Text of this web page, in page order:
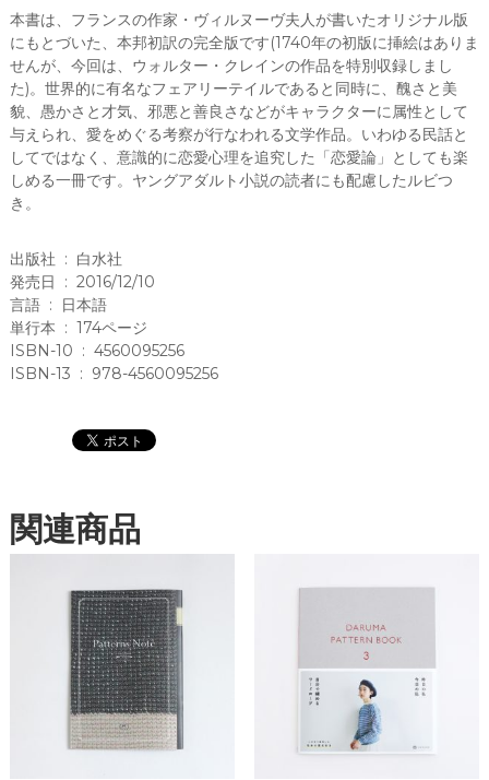
・
ド
・
ヴ
ィ
ル
ヌ
ー
ヴ
著
)
藤
原
真
実
水
社
本書は、フランスの作家・ヴィルヌーヴ夫人が書いたオリジナル版
にもとづいた、本邦初訳の完全版です(1740年の初版に挿絵はありま
せんが、今回は、ウォルター・クレインの作品を特別収録しまし
た)。世界的に有名なフェアリーテイルであると同時に、醜さと美
貌、愚かさと才気、邪悪と善良さなどがキャラクターに属性として
与えられ、愛をめぐる考察が行なわれる文学作品。いわゆる民話と
してではなく、意識的に恋愛心理を追究した「恋愛論」としても楽
しめる一冊です。ヤングアダルト小説の読者にも配慮したルビつ
き。
出版社 ‏ : ‎ 白水社
発売日 ‏ : ‎ 2016/12/10
言語 ‏ : ‎ 日本語
単行本 ‏ : ‎ 174ページ
ISBN-10 ‏ : ‎ 4560095256
ISBN-13 ‏ : ‎ 978-4560095256
関連商品